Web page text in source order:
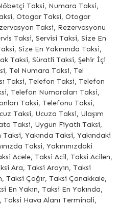
Taksi, Numara Taksi,
Otogar Taksi, Otogar
Taksi, Rezervasyonu
Taksi, Servisi Taksi, Size En
Size En Yakınında Taksi,
Taksi, Süratli Taksi, Şehir İçi
Tel Numara Taksi, Tel
Taksi, Telefon Taksi, Telefon
Telefon Numaraları Taksi,
Taksi, Telefonu Taksi,
Taksi, Ucuza Taksi, Ulaşım
Taksi, Uygun Fiyatlı Taksi,
Yakında Taksi, Yakındaki
Taksi, Yakınınızdaki
Acele, Taksi Acil, Taksi Acilen,
Ara, Taksi Arayın, Taksi
Taksi Çağır, Taksi Çanakkale,
En Yakın, Taksi En Yakında,
Taksi Hava Alanı Terminali,